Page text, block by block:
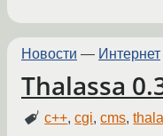
Новости — Интернет
Thalassa
c++,cgi,cms,